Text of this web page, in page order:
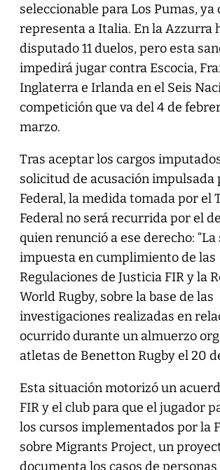
seleccionable para Los Pumas, ya
representa a Italia. En la Azzurra
disputado 11 duelos, pero esta
impedirá jugar contra Escocia,
Inglaterra e Irlanda en el Seis
competición que va del 4 de
marzo.
Tras aceptar los cargos
solicitud de acusación impulsada
Federal, la medida tomada por el
Federal no será recurrida por el
quien renunció a ese derecho:
impuesta en cumplimiento de las
Regulaciones de Justicia FIR y la
World Rugby, sobre la base de las
investigaciones realizadas en
ocurrido durante un almuerzo
atletas de Benetton Rugby el 20
Esta situación motorizó un
FIR y el club para que el jugador
los cursos implementados por la
sobre Migrants Project, un
documenta los casos de